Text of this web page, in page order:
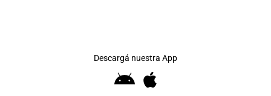
Descargá nuestra App